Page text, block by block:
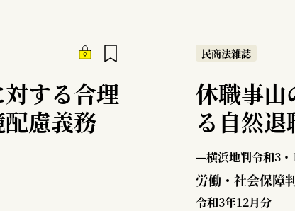
する合理
慮義務
民商法雑誌
休職事由
る自然
—横浜地判令和3・
労働・社会保障
令和3年12月分